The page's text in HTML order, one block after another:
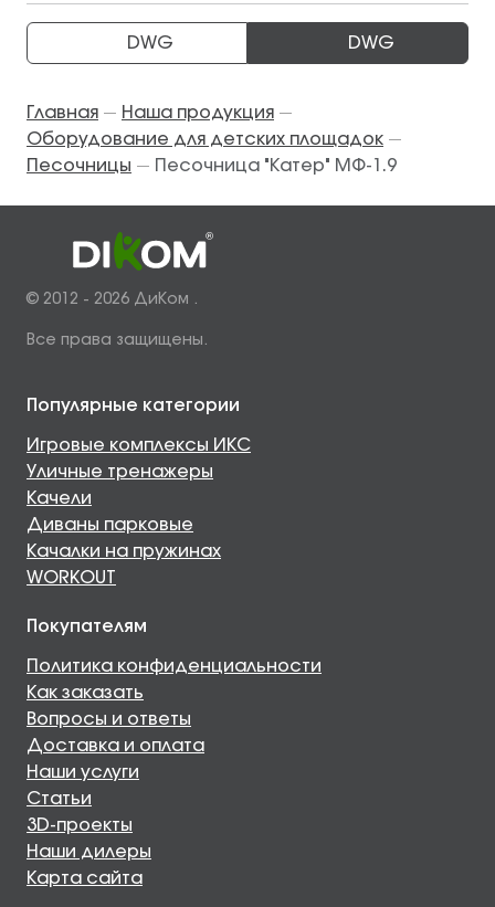
DWG DWG
Главная — Наша продукция —
Оборудование для детских площадок —
Песочницы — Песочница "Катер" МФ-1.9
© 2012 - 2026 ДиКом .
Все права защищены.
Популярные категории
Игровые комплексы ИКС
Уличные тренажеры
Качели
Диваны парковые
Качалки на пружинах
WORKOUT
Покупателям
Политика конфиденциальности
Как заказать
Вопросы и ответы
Доставка и оплата
Наши услуги
Статьи
3D-проекты
Наши дилеры
Карта сайта